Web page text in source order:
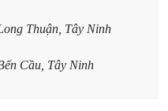
Thuận, Tây Ninh
Cầu, Tây Ninh